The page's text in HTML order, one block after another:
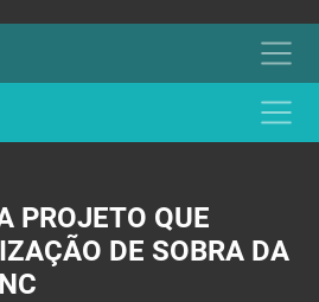
PROJETO QUE
DE SOBRA DA